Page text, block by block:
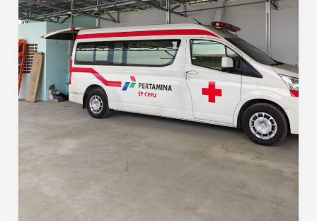
untuk
Pertamina
PEPC
Cepu